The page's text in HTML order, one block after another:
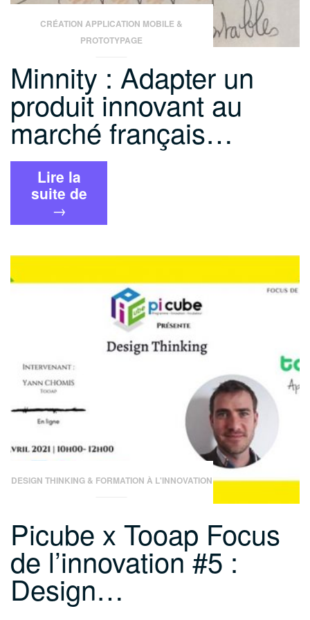
CRÉATION APPLICATION MOBILE &
PROTOTYPAGE
Minnity : Adapter un
produit innovant au
marché français…
Lire la
suite de« Minnity
Adapter
produit
marché
français
dans
prendre
→
DESIGN THINKING & FORMATION À L'INNOVATION
Picube x Tooap Focus
de l’innovation #5 :
Design…